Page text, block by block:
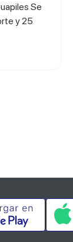
Se
y 25